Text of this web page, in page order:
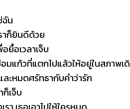
ฉัน
าก็ยินดีด้วย
ยื้อเวลาเจ็บ
แก้วที่แตกไปแล้วให้อยู่ในสภาพเดิ
ละหมดศรัทธากับคำว่ารัก
ก็เจ็บ